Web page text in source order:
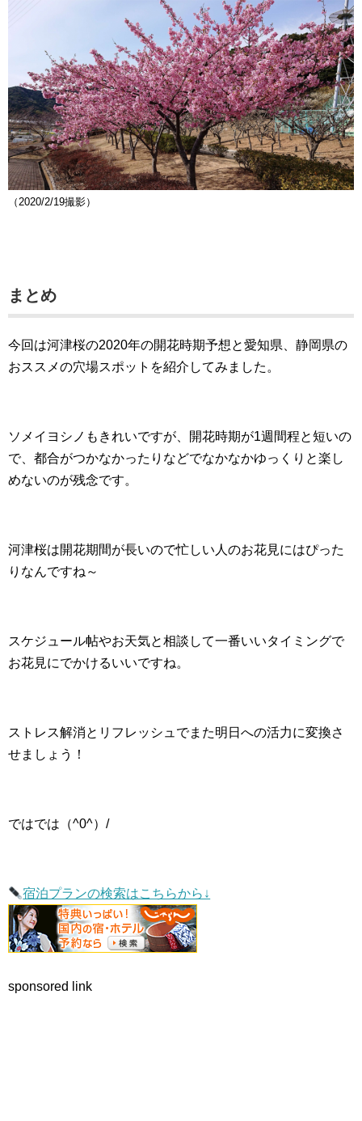
（2020/2/19撮影）
まとめ
今回は河津桜の2020年の開花時期予想と愛知県、静岡県の
おススメの穴場スポットを紹介してみました。
ソメイヨシノもきれいですが、開花時期が1週間程と短いの
で、都合がつかなかったりなどでなかなかゆっくりと楽し
めないのが残念です。
河津桜は開花期間が長いので忙しい人のお花見にはぴった
りなんですね～
スケジュール帖やお天気と相談して一番いいタイミングで
お花見にでかけるいいですね。
ストレス解消とリフレッシュでまた明日への活力に変換さ
せましょう！
ではでは（^0^）/
宿泊プランの検索はこちらから↓
sponsored link